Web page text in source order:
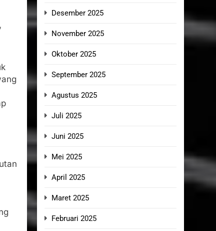
Desember 2025
November 2025
Oktober 2025
September 2025
Agustus 2025
Juli 2025
Juni 2025
Mei 2025
April 2025
Maret 2025
Februari 2025